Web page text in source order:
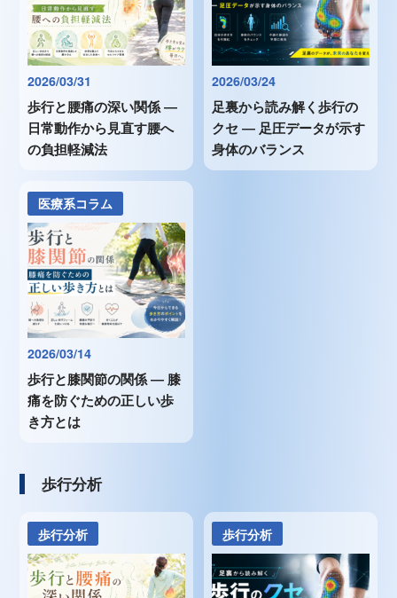
2026/03/31
歩行と腰痛の深い関係 ―
日常動作から見直す腰へ
の負担軽減法
2026/03/24
足裏から読み解く歩行の
クセ ― 足圧データが示す
身体のバランス
医療系コラム
2026/03/14
歩行と膝関節の関係 ― 膝
痛を防ぐための正しい歩
き方とは
歩行分析
歩行分析 歩行分析